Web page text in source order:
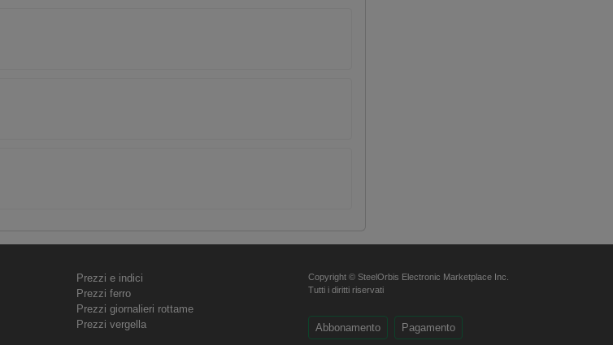
Prezzi e indici
Prezzi ferro
Prezzi giornalieri rottame
Prezzi vergella
Copyright © SteelOrbis Electronic Marketplace Inc.
Tutti i diritti riservati
Abbonamento Pagamento